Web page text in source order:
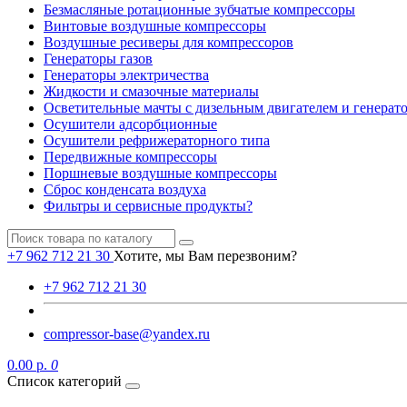
Безмасляные ротационные зубчатые компрессоры
Винтовые воздушные компрессоры
Воздушные ресиверы для компрессоров
Генераторы газов
Генераторы электричества
Жидкости и смазочные материалы
Осветительные мачты с дизельным двигателем и
Осушители адсорбционные
Осушители рефрижераторного типа
Передвижные компрессоры
Поршневые воздушные компрессоры
Сброс конденсата воздуха
Фильтры и сервисные продукты?
+7 962 712 21 30 Хотите, мы Вам перезвоним?
+7 962 712 21 30
compressor-base@yandex.ru
0.00 р. 0
Список категорий